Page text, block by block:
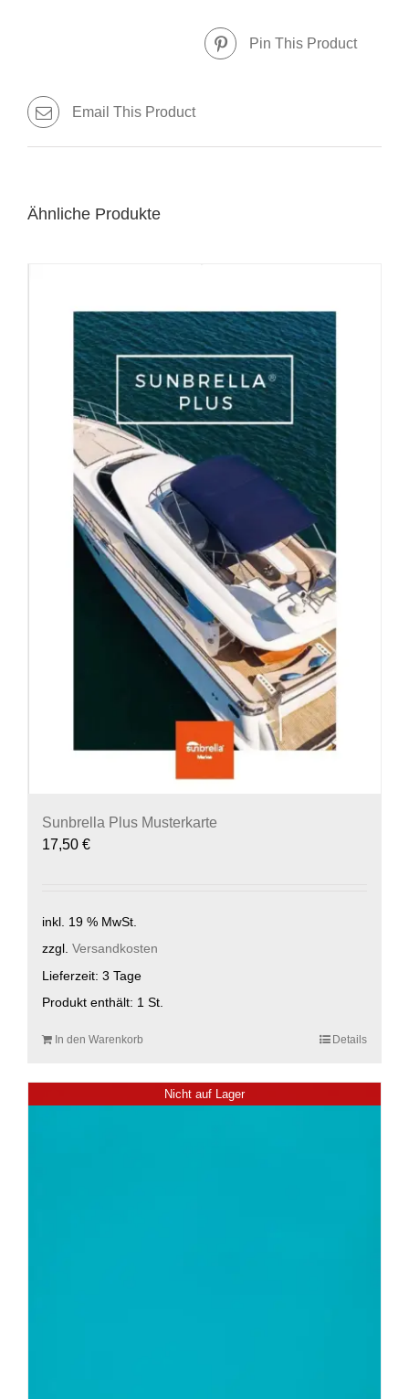
Pin This Product
Email This Product
Ähnliche Produkte
Sunbrella Plus Musterkarte
17,50 €
inkl. 19 % MwSt.
zzgl. Versandkosten
Lieferzeit: 3 Tage
Produkt enthält: 1 St.
In den Warenkorb Details
Nicht auf Lager